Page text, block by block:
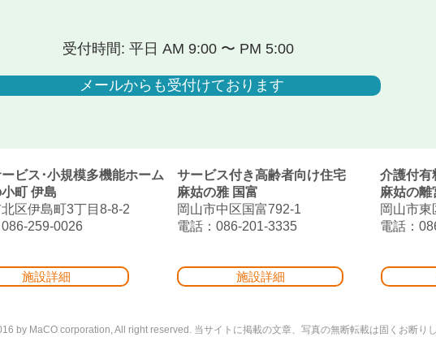
受付時間: 平日 AM 9:00 〜 PM 5:00
メールからも受付けております
ビス･小規模多機能ホーム
町 伊島
区伊島町3丁目8-8-2
259-0026
サービス付き高齢者向け住宅
麻姑の雅 国富
岡山市中区国富792-1
電話：086-201-3335
介護付有
麻姑の離
岡山市
電話：
施設詳細 施設詳細
by MaCO corporation, All right reserved. 当サイトに掲載の文章、写真の無断転載は固くお断りし